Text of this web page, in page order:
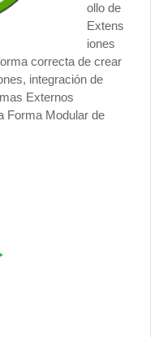
ollo de
Extens
iones
correcta de crear
integración de
Externos
Forma Modular de